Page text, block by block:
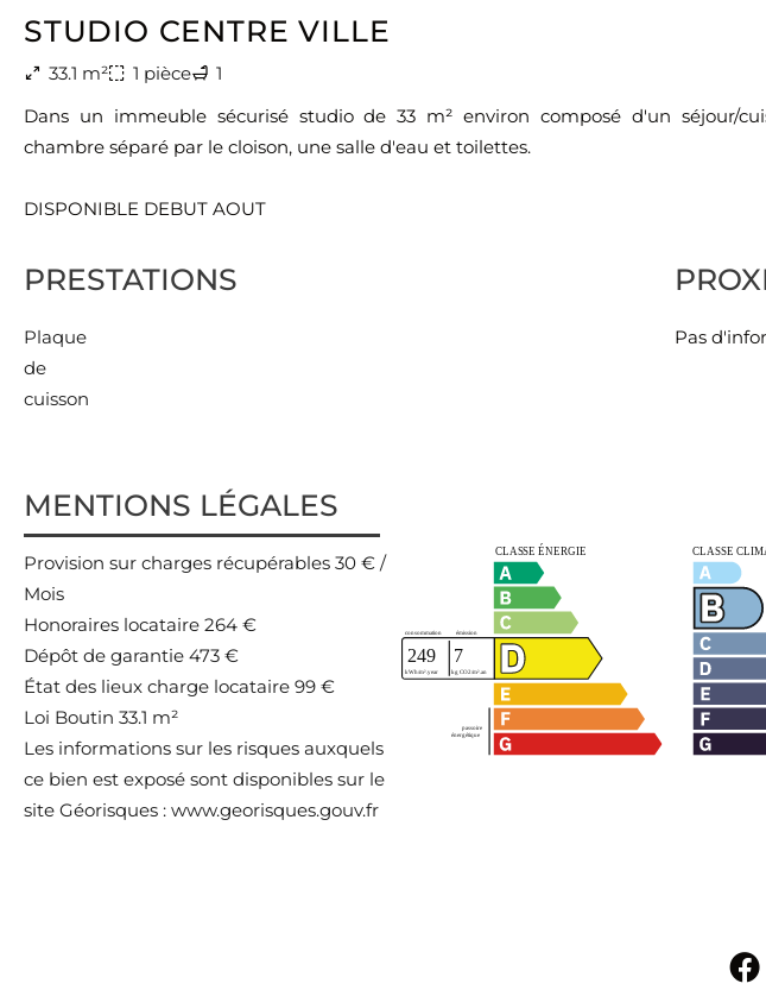
STUDIO CENTRE VILLE
33.1 m² 1 pièce
1
Dans un immeuble sécurisé studio de 33 m² environ composé d'un séjour/
chambre séparé par le cloison, une salle d'eau et toilettes.
DISPONIBLE DEBUT AOUT
PRESTATIONS
Plaque
de
cuisson
Pas
MENTIONS LÉGALES
Provision sur charges récupérables 30 € /
Mois
Honoraires locataire 264 €
Dépôt de garantie 473 €
État des lieux charge locataire 99 €
Loi Boutin 33.1 m²
Les informations sur les risques auxquels
ce bien est exposé sont disponibles sur le
site Géorisques : www.georisques.gouv.fr